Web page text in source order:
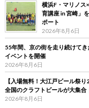
横浜F・マリノス
育講座 in 宮崎」
ポート
2026年8月6日
55年間、京の街を走り続けて
イベントを開催
2026年8月6日
【入場無料！大江戸ビール祭
全国のクラフトビールが大集合
2026年8月6日